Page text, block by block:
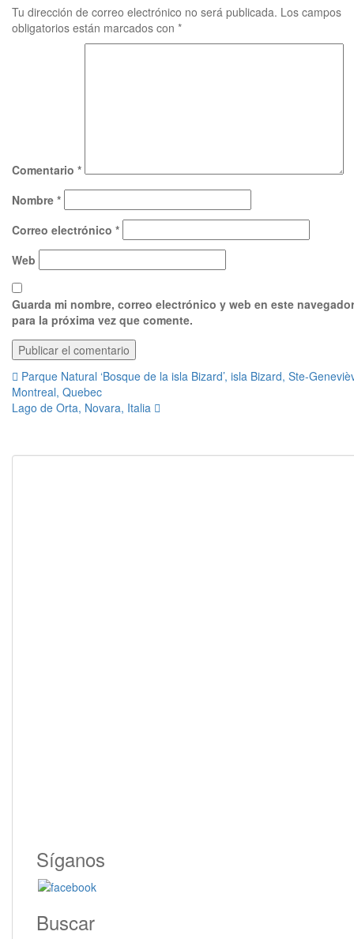
Tu dirección de correo electrónico no será publicada. Los campos
obligatorios están marcados con *
Comentario *
Nombre *
Correo electrónico *
Web
Guarda mi nombre, correo electrónico y web en este navegador
para la próxima vez que comente.
Navegación
de
Parque Natural ‘Bosque de la isla Bizard’, isla Bizard, Ste-
Montreal, Quebec
Lago de Orta, Novara, Italia
Síganos
Buscar